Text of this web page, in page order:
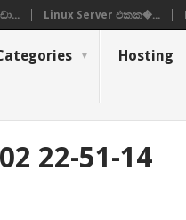
Linux Server එකක�...
Hosting
22-51-14